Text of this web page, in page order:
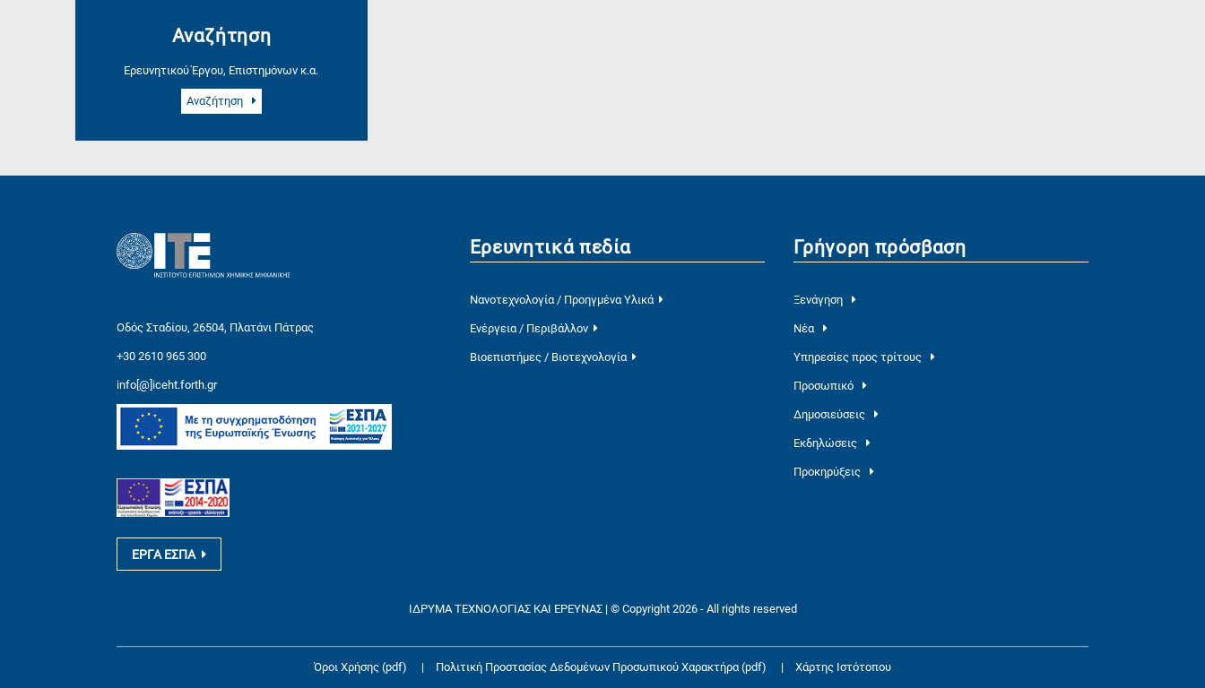
Αναζήτηση
Ερευνητικού Έργου, Επιστημόνων κ.α.
Αναζήτηση
Οδός Σταδίου, 26504, Πλατάνι Πάτρας
+30 2610 965 300
info[@]iceht.forth.gr
ΕΡΓΑ ΕΣΠΑ
Ερευνητικά πεδία
Νανοτεχνολογία / Προηγμένα Υλικά
Ενέργεια / Περιβάλλον
Βιοεπιστήμες / Βιοτεχνολογία
Γρήγορη πρόσβαση
Ξενάγηση
Νέα
Υπηρεσίες προς τρίτους
Προσωπικό
Δημοσιεύσεις
Εκδηλώσεις
Προκηρύξεις
ΙΔΡΥΜΑ ΤΕΧΝΟΛΟΓΙΑΣ ΚΑΙ ΕΡΕΥΝΑΣ | © Copyright 2026 - All rights reserved
Όροι Χρήσης (pdf) | Πολιτική Προστασίας Δεδομένων Προσωπικού Χαρακτήρα (pdf) | Χάρτης Ιστότοπου